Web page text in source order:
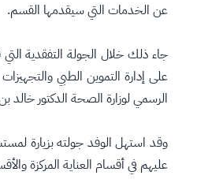
عن الخدمات التي سيقدمها القسم.
جاء ذلك خلال الجولة التفقدية
على إدارة التموين الطبي
الرسمي لوزارة الصحة الدكتور خالد
وقد استهل الوفد جولته بزيارة
عليهم في أقسام العناية المركزة